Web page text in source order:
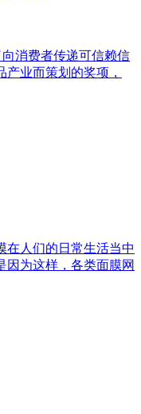
向消费者传递可信赖信
业而策划的奖项，
在人们的日常生活当中
因为这样，各类面膜网